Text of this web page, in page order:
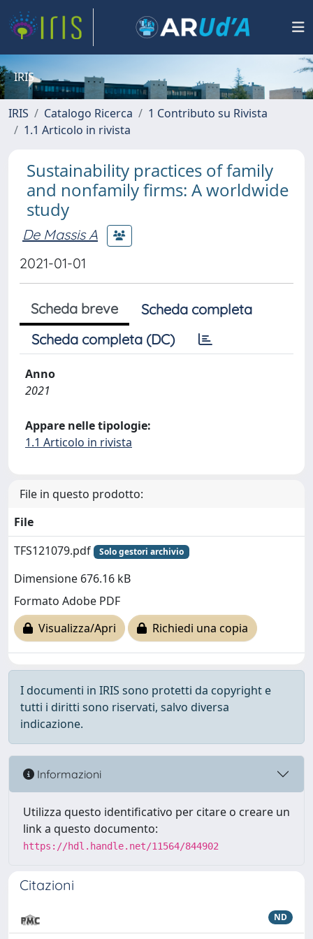
IRIS
IRIS Catalogo Ricerca
1 Contributo su Rivista
1.1 Articolo in rivista
Sustainability practices of family
and nonfamily firms: A worldwide
study
De Massis A
2021-01-01
Scheda breve
Scheda completa
Scheda completa (DC)
Anno
2021
Appare nelle tipologie:
1.1 Articolo in rivista
File in questo prodotto:
File
TFS121079.pdf
Solo gestori archivio
Dimensione 676.16 kB
Formato Adobe PDF
Visualizza/Apri
Richiedi una copia
I documenti in IRIS sono protetti da copyright e
tutti i diritti sono riservati, salvo diversa
indicazione.
Informazioni
Utilizza questo identificativo per citare o creare un
link a questo documento:
https://hdl.handle.net/11564/844902
Citazioni
ND